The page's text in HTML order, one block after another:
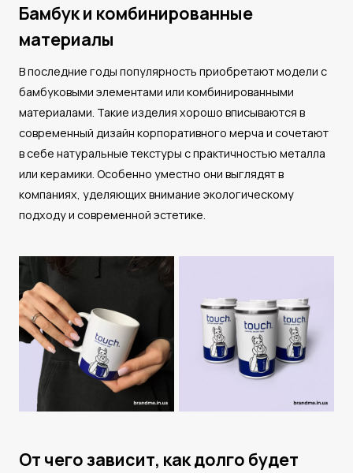
Бамбук и комбинированные
материалы
В последние годы популярность приобретают модели с
бамбуковыми элементами или комбинированными
материалами. Такие изделия хорошо вписываются в
современный дизайн корпоративного мерча и сочетают
в себе натуральные текстуры с практичностью металла
или керамики. Особенно уместно они выглядят в
компаниях, уделяющих внимание экологическому
подходу и современной эстетике.
От чего зависит, как долго будет